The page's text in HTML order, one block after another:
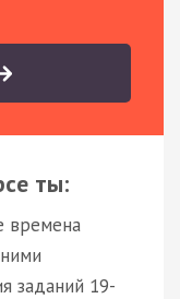
ты:
времена
заданий 19-